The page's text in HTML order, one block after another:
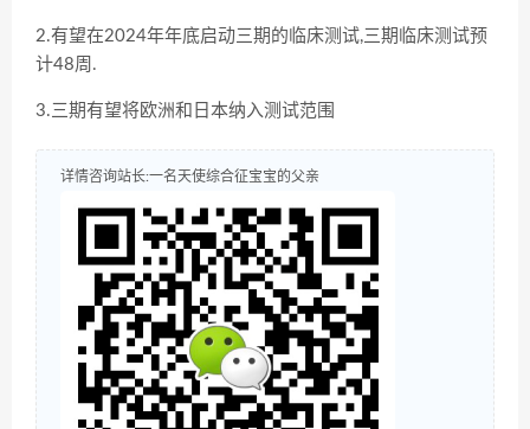
2.有望在2024年年底启动三期的临床测试,三期临床测试预
计48周.
3.三期有望将欧洲和日本纳入测试范围
详情咨询站长:一名天使综合征宝宝的父亲